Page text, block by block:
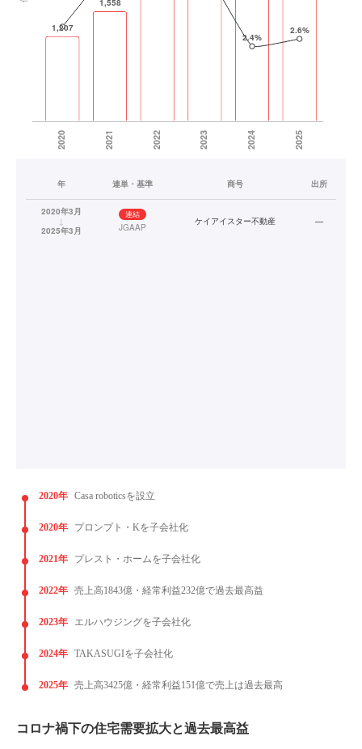
年 連単・基準 商号 出所
2020年3月
↓
2025年3月
連結
JGAAP
ケイアイスター不動産 —
2020年 Casa roboticsを設立
2020年 プロンプト・Kを子会社化
2021年 プレスト・ホームを子会社化
2022年 売上高1843億・経常利益232億で過去最高益
2023年 エルハウジングを子会社化
2024年 TAKASUGIを子会社化
2025年 売上高3425億・経常利益151億で売上は過去最高
コロナ禍下の住宅需要拡大と過去最高益